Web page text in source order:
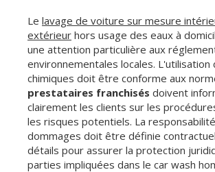
Le lavage de voiture sur mesure
extérieur hors usage des eaux à
une attention particulière aux
environnementales locales.
chimiques doit être conforme aux
prestataires franchisés doivent
clairement les clients sur les
les risques potentiels. La
dommages doit être définie
détails pour assurer la protection
parties impliquées dans le car wash